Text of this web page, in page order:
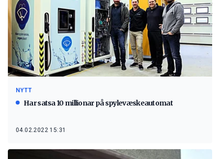
NYTT
Har satsa 10 millionar på spylevæskeautomat
04.02.2022 15:31